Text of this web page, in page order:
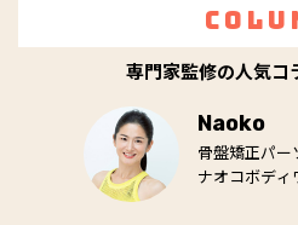
専門家監修の人気コ
Naoko
骨盤矯正パー
ナオコボディ